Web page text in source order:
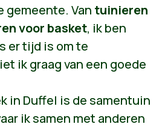
gemeente. Van tuinieren
voor basket, ik ben
er tijd is om te
ik graag van een goede
in Duffel is de samentuin
ik samen met anderen